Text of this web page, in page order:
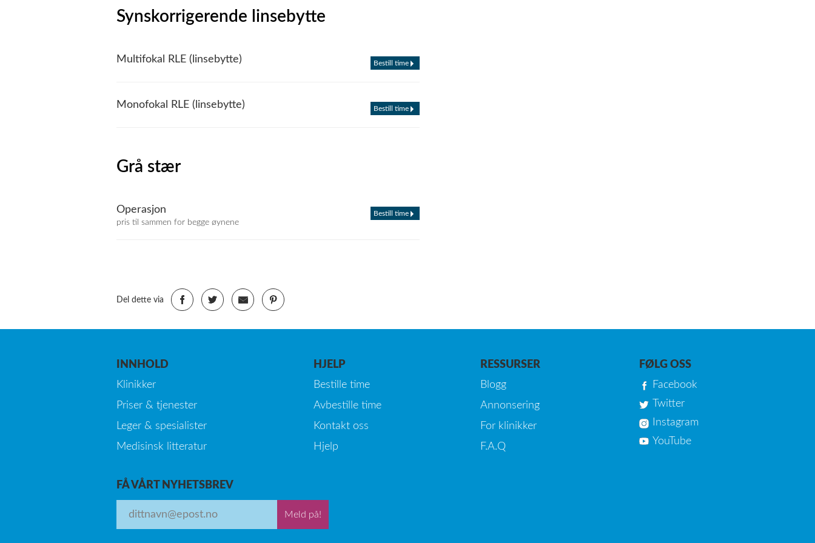
Synskorrigerende linsebytte
Multifokal RLE (linsebytte) Bestill time
Monofokal RLE (linsebytte) Bestill time
Grå stær
Operasjon
pris til sammen for begge øynene
Bestill time
Del dette via
INNHOLD
Klinikker
Priser & tjenester
Leger & spesialister
Medisinsk litteratur
HJELP
Bestille time
Avbestille time
Kontakt oss
Hjelp
RESSURSER
Blogg
Annonsering
For klinikker
F.A.Q
FØLG OSS
Facebook
Twitter
Instagram
YouTube
FÅ VÅRT NYHETSBREV
Meld på!